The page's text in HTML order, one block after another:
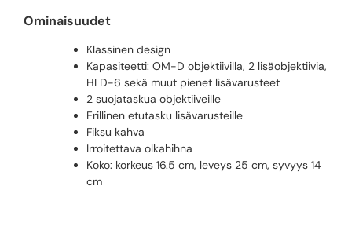
Ominaisuudet
Klassinen design
Kapasiteetti: OM-D objektiivilla, 2 lisäobjektiivia,
HLD-6 sekä muut pienet lisävarusteet
2 suojataskua objektiiveille
Erillinen etutasku lisävarusteille
Fiksu kahva
Irroitettava olkahihna
Koko: korkeus 16.5 cm, leveys 25 cm, syvyys 14
cm